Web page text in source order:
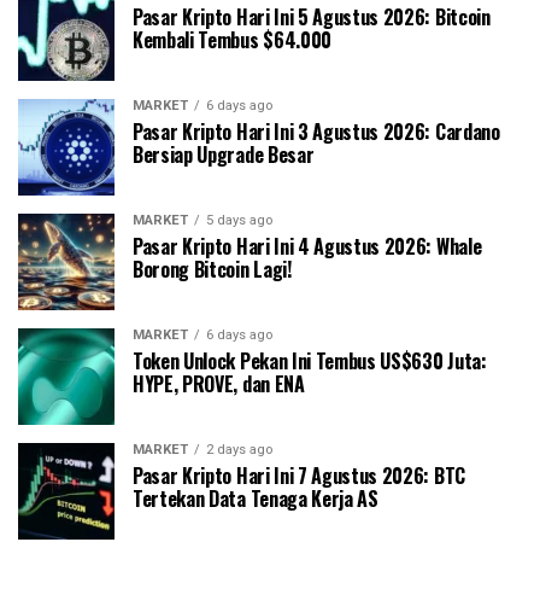
Pasar Kripto Hari Ini 5 Agustus 2026: Bitcoin
Kembali Tembus $64.000
MARKET 6 days ago
Pasar Kripto Hari Ini 3 Agustus 2026: Cardano
Bersiap Upgrade Besar
MARKET 5 days ago
Pasar Kripto Hari Ini 4 Agustus 2026: Whale
Borong Bitcoin Lagi!
MARKET 6 days ago
Token Unlock Pekan Ini Tembus US$630 Juta:
HYPE, PROVE, dan ENA
MARKET 2 days ago
Pasar Kripto Hari Ini 7 Agustus 2026: BTC
Tertekan Data Tenaga Kerja AS